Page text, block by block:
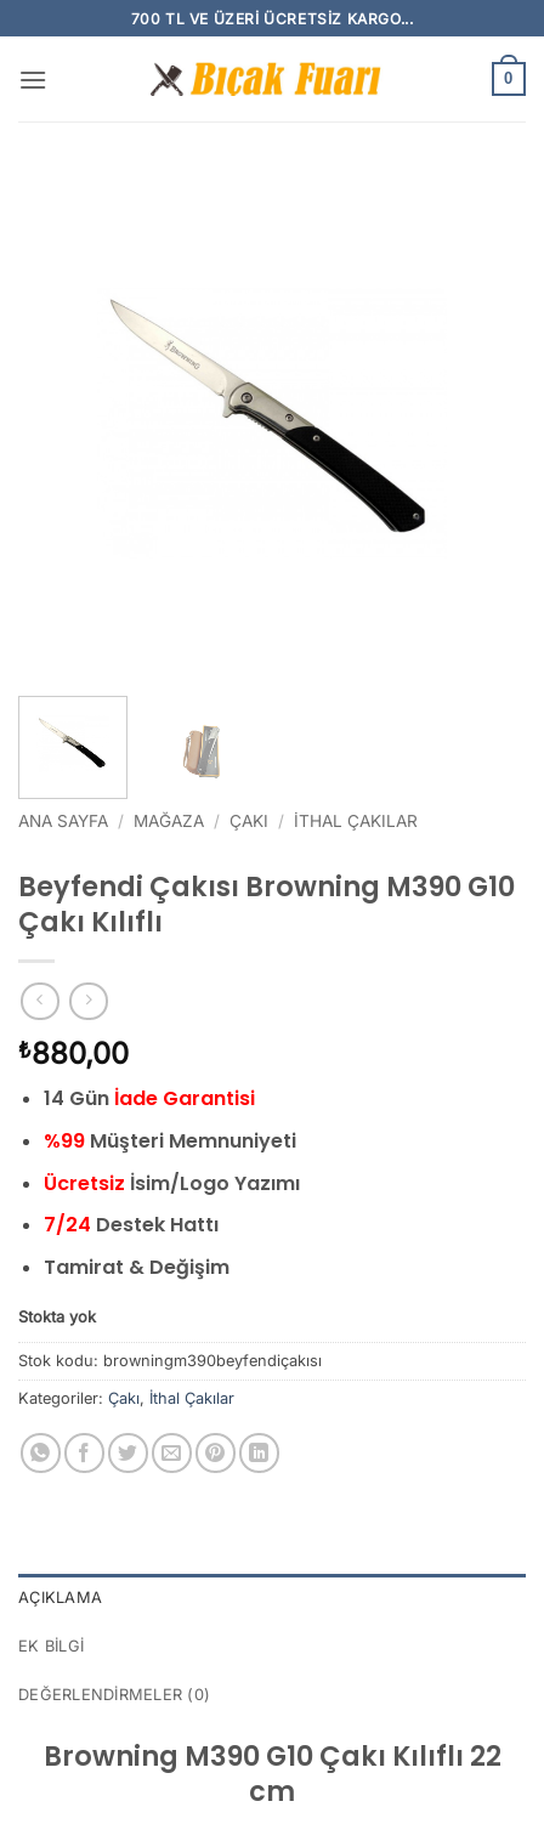
atla
700 TL VE ÜZERI ÜCRETSIZ KARGO...
0
ANA SAYFA / MAĞAZA / ÇAKI / İTHAL ÇAKILAR
Beyfendi Çakısı Browning M390 G10
Çakı Kılıflı
₺880,00
14 Gün İade Garantisi
%99Müşteri Memnuniyeti
Ücretsiz İsim/Logo Yazımı
7/24 Destek Hattı
Tamirat & Değişim
Stokta yok
Stok kodu: browningm390beyfendiçakısı
Kategoriler: Çakı, İthal Çakılar
AÇIKLAMA
EK BILGI
DEĞERLENDIRMELER (0)
Browning M390 G10 Çakı Kılıflı 22
cm